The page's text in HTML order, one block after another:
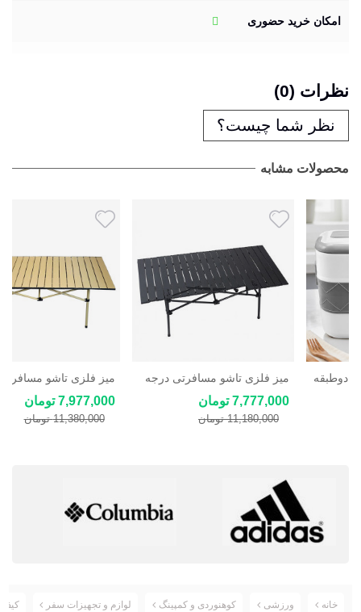
امکان خرید حضوری
نظرات (0)
نظر شما چیست؟
محصولات مشابه
لانچ باکس برقی ۲ لیتری دوطبقه
200وات Cooking Lunch Box 43,797,000 تومان
میز فلزی تاشو مسافرتی درجه
یک وارداتی رنگ مشکی
7,777,000 تومان
خانه ورزشی کوهنوردی و کمپینگ لوازم و تجهیزات سفر کیف